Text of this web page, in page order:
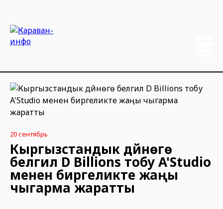
20 сентябрь
Кыргызстандык дүйнөгө
белгилүү D Billions тобу A'Studio
менен биргеликте жаңы
чыгарма жаратты